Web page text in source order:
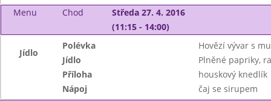
Menu
Chod
Středa 27. 4. 2016
(11:15 - 14:00)
Jídlo
Polévka
Hovězí vývar s
Jídlo
Plněné papriky,
Příloha
houskový knedlík
Nápoj
čaj se sirupem